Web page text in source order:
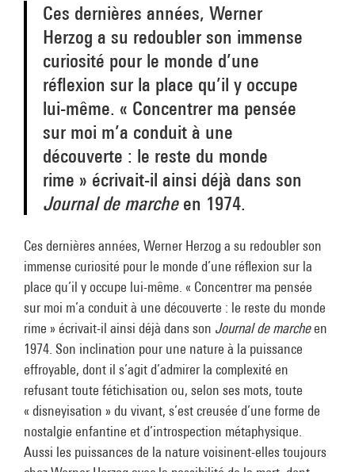
Ces dernières années, Werner
Herzog a su redoubler son immense
curiosité pour le monde d’une
réflexion sur la place qu’il y occupe
lui-même. « Concentrer ma pensée
sur moi m’a conduit à une
découverte : le reste du monde
rime » écrivait-il ainsi déjà dans son
Journal de marcheen 1974.
Ces dernières années, Werner Herzog a su redoubler son
immense curiosité pour le monde d’une réflexion sur la
place qu’il y occupe lui-même. « Concentrer ma pensée
sur moi m’a conduit à une découverte : le reste du monde
rime » écrivait-il ainsi déjà dans son Journal de marcheen
1974. Son inclination pour une nature à la puissance
effroyable, dont il s’agit d’admirer la complexité en
refusant toute fétichisation ou, selon ses mots, toute
« disneyisation » du vivant, s’est creusée d’une forme de
nostalgie enfantine et d’introspection métaphysique.
Aussi les puissances de la nature voisinent-elles toujours